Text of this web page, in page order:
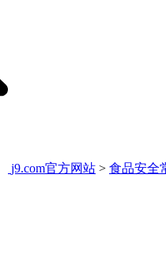
j9.com官方网站 > 食品安全